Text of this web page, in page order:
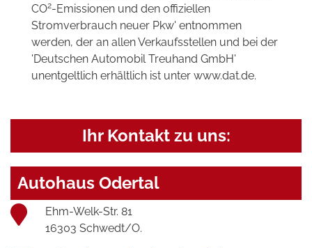
CO2-Emissionen und den offiziellen
Stromverbrauch neuer Pkw' entnommen
werden, der an allen Verkaufsstellen und bei der
'Deutschen Automobil Treuhand GmbH'
unentgeltlich erhältlich ist unter www.dat.de.
Ihr Kontakt zu uns:
Autohaus Odertal
Ehm-Welk-Str. 81
16303 Schwedt/O.